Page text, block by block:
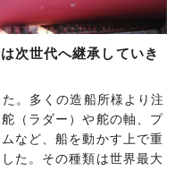
次世代へ継承していき
。多くの造船所様より注
（ラダー）や舵の軸、プ
など、船を動かす上で重
た。その種類は世界最大